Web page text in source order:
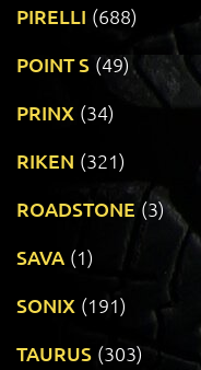
PIRELLI (688)
POINT S (49)
PRINX (34)
RIKEN (321)
ROADSTONE (3)
SAVA (1)
SONIX (191)
TAURUS (303)